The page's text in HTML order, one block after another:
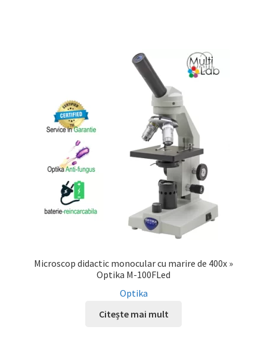
Microscop didactic monocular cu marire de 400x »
Optika M-100FLed
Optika
Citește mai mult